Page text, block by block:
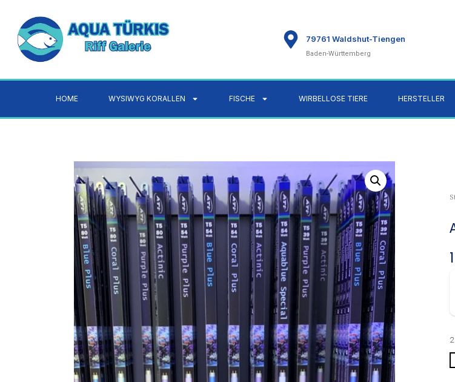
79761 Waldshut-Tiengen
Baden-Württemberg
HOME WYSIWYG KORALLEN FISCHE WIRBELLOSE TIERE HERSTELLER